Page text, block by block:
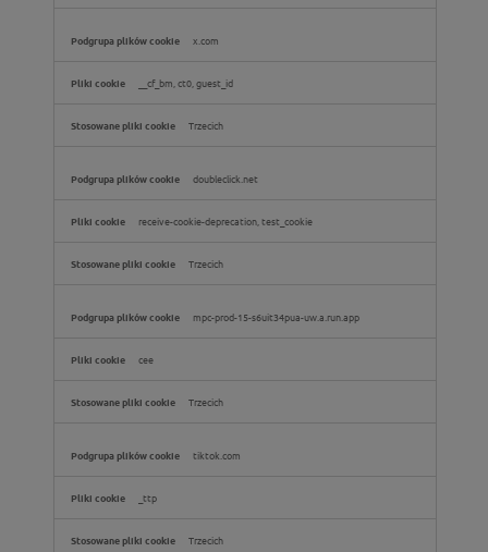
x.com
__cf_bm, ct0, guest_id
Trzecich
doubleclick.net
receive-cookie-deprecation, test_cookie
Trzecich
mpc-prod-15-s6uit34pua-uw.a.run.app
cee
Trzecich
tiktok.com
_ttp
Trzecich